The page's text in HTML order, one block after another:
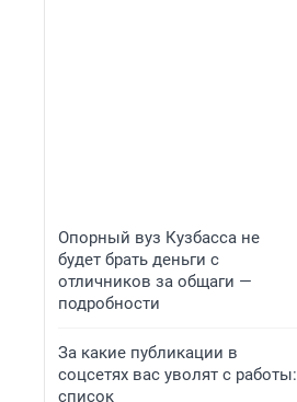
Опорный вуз Кузбасса не
будет брать деньги с
отличников за общаги —
подробности
За какие публикации в
соцсетях вас уволят с работы:
список